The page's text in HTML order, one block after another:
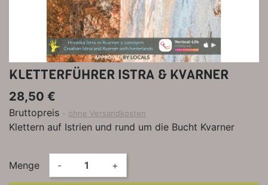
KLETTERFÜHRER ISTRA & KVARNER
28,50 €
Bruttopreis ohne Versandkosten
Klettern auf Istrien und rund um die Bucht Kvarner
Menge - +